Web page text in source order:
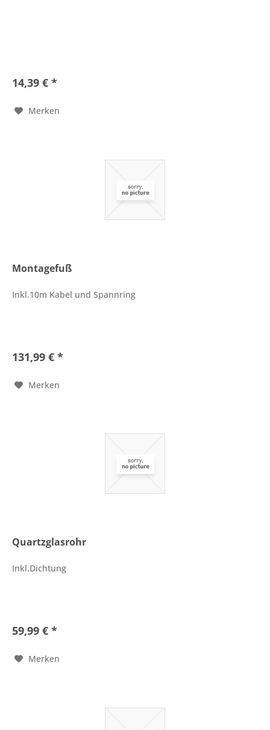
14,39 € *
Merken
Montagefuß
Inkl.10m Kabel und Spannring
131,99 € *
Merken
Quartzglasrohr
Inkl.Dichtung
59,99 € *
Merken